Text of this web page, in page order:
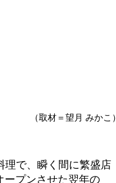
（取材＝望月 みかこ）
理で、瞬く間に繁盛店
プンさせた翌年の